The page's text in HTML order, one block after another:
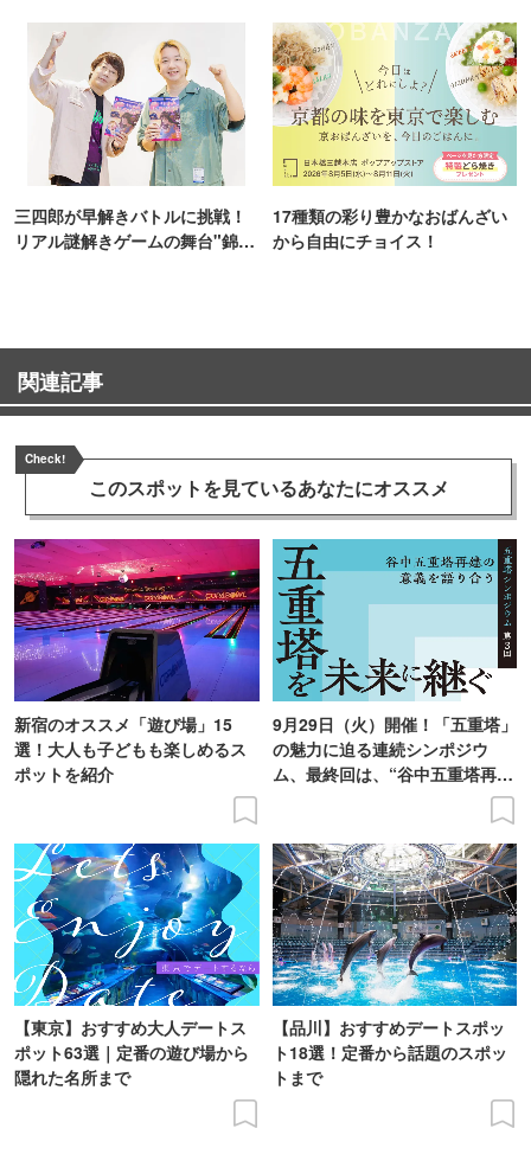
三四郎が早解きバトルに挑戦！
リアル謎解きゲームの舞台"錦糸
17種類の彩り豊かなおばんざい
から自由にチョイス！
関連記事
Check!
このスポットを見ているあなたにオススメ
新宿のオススメ「遊び場」15
選！大人も子どもも楽しめるス
ポットを紹介
9月29日（火）開催！「五重塔」
の魅力に迫る連続シンポジウ
ム、最終回は、“谷中五重塔再建
【東京】おすすめ大人デートス
ポット63選｜定番の遊び場から
隠れた名所まで
【品川】おすすめデートスポッ
ト18選！定番から話題のスポッ
トまで